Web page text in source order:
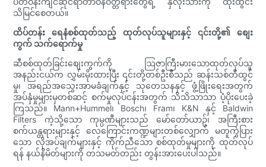
သိမြင်စေတယ်။
ထိပ်တန်း ရေနံစစ်ထုတ်သည့် ထုတ်လုပ်သူများနှင့် ၎င်းတို့၏ စျေး
ကွက် သက်ရောက်မှု
ဆီစစ်ထုတ်ခြင်းစျေးကွက်ကို ဩဇာကြီးမားသောထုတ်လုပ်သူ
အနည်းငယ်က လွှမ်းမိုးထားပြီး ၎င်းတို့တစ်ဦးစီသည် ဆန်းသစ်တီထွင်
မှု၊ အရည်အသွေးအာမခံချက်နှင့် သုတေသနနှင့် ဖွံ့ဖြိုးရေးအတွက်
အပ်နှံမှုများမှတစ်ဆင့် စက်မှုလုပ်ငန်းအတွက် သိသိသာသာ ပံ့ပိုးပေးခဲ့
ကြသည်။ Mann+Hummel၊ Bosch၊ Fram၊ K&N နှင့် Baldwin
Filters ကဲ့သို့သော ကုမ္ပဏီများသည် မော်တော်ယာဥ်၊ အကြီးစား
စက်ယန္တရားများနှင့် လေကြောင်းကဏ္ဍများတစ်လျှောက် မတူကွဲပြား
သော လိုအပ်ချက်များနှင့် ကိုက်ညီသော စစ်ထုတ်မှုများကို ထုတ်လုပ်
ရန် နယ်နိမိတ်များကို တသမတ်တည်း တွန်းအားပေးပါသည်။